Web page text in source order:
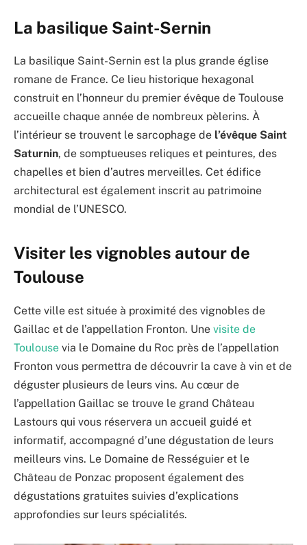
La basilique Saint-Sernin
La basilique Saint-Sernin est la plus grande église
romane de France. Ce lieu historique hexagonal
construit en l’honneur du premier évêque de Toulouse
accueille chaque année de nombreux pèlerins. À
l’intérieur se trouvent le sarcophage de l’évêque Saint
Saturnin, de somptueuses reliques et peintures, des
chapelles et bien d’autres merveilles. Cet édifice
architectural est également inscrit au patrimoine
mondial de l’UNESCO.
Visiter les vignobles autour de
Toulouse
Cette ville est située à proximité des vignobles de
Gaillac et de l’appellation Fronton. Une visite de
Toulouse via le Domaine du Roc près de l’appellation
Fronton vous permettra de découvrir la cave à vin et de
déguster plusieurs de leurs vins. Au cœur de
l’appellation Gaillac se trouve le grand Château
Lastours qui vous réservera un accueil guidé et
informatif, accompagné d’une dégustation de leurs
meilleurs vins. Le Domaine de Rességuier et le
Château de Ponzac proposent également des
dégustations gratuites suivies d’explications
approfondies sur leurs spécialités.